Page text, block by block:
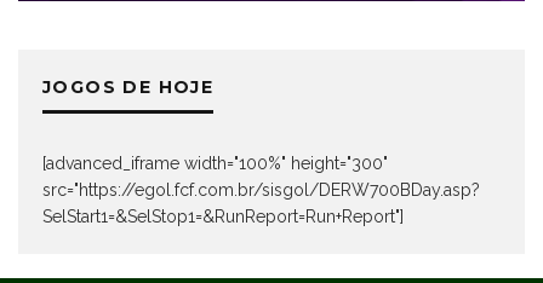
JOGOS DE HOJE
[advanced_iframe width="100%" height="300"
src="https://egol.fcf.com.br/sisgol/DERW700BDay.asp?
SelStart1=&SelStop1=&RunReport=Run+Report"]